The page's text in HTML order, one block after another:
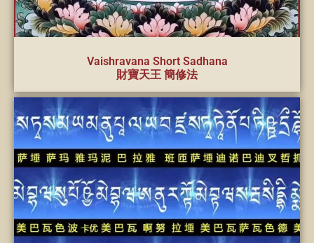
Vaishravana Short Sadhana
財寶天王 簡修法